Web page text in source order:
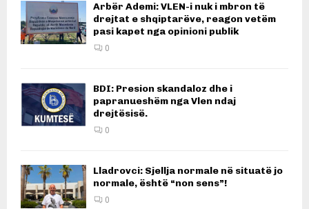
Arbër Ademi: VLEN-i nuk i mbron të
drejtat e shqiptarëve, reagon vetëm
pasi kapet nga opinioni publik
0
BDI: Presion skandaloz dhe i
papranueshëm nga Vlen ndaj
drejtësisë.
0
Lladrovci: Sjellja normale në situatë jo
normale, është “non sens”!
0